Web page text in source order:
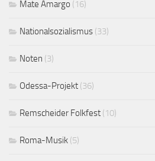
Mate Amargo (16)
Nationalsozialismus (33)
Noten (3)
Odessa-Projekt (36)
Remscheider Folkfest (10)
Roma-Musik (5)